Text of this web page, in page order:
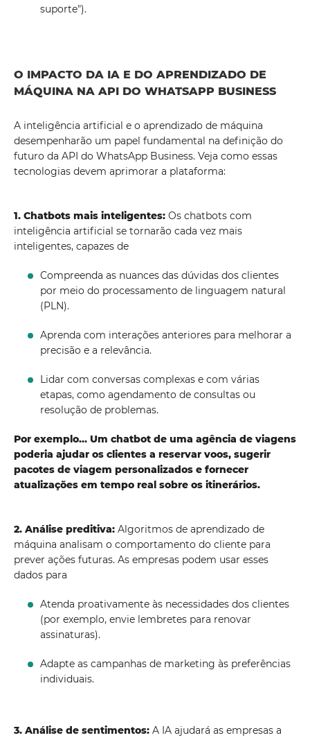
suporte").
O IMPACTO DA IA ​​E DO APRENDIZADO DE
MÁQUINA NA API DO WHATSAPP BUSINESS
A inteligência artificial e o aprendizado de máquina
desempenharão um papel fundamental na definição do
futuro da API do WhatsApp Business. Veja como essas
tecnologias devem aprimorar a plataforma:
1. Chatbots mais inteligentes: Os chatbots com
inteligência artificial se tornarão cada vez mais
inteligentes, capazes de
Compreenda as nuances das dúvidas dos clientes
por meio do processamento de linguagem natural
(PLN).
Aprenda com interações anteriores para melhorar a
precisão e a relevância.
Lidar com conversas complexas e com várias
etapas, como agendamento de consultas ou
resolução de problemas.
Por exemplo... Um chatbot de uma agência de viagens
poderia ajudar os clientes a reservar voos, sugerir
pacotes de viagem personalizados e fornecer
atualizações em tempo real sobre os itinerários.
2. Análise preditiva: Algoritmos de aprendizado de
máquina analisam o comportamento do cliente para
prever ações futuras. As empresas podem usar esses
dados para
Atenda proativamente às necessidades dos clientes
(por exemplo, envie lembretes para renovar
assinaturas).
Adapte as campanhas de marketing às preferências
individuais.
3. Análise de sentimentos: A IA ajudará as empresas a